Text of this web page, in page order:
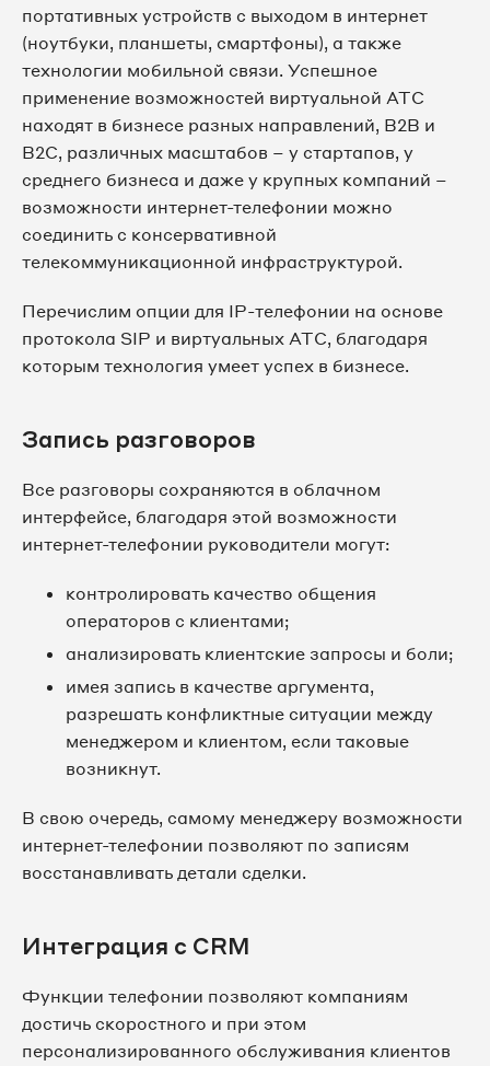
портативных устройств с выходом в интернет
(ноутбуки, планшеты, смартфоны), а также
технологии мобильной связи. Успешное
применение возможностей виртуальной АТС
находят в бизнесе разных направлений, B2B и
B2C, различных масштабов – у стартапов, у
среднего бизнеса и даже у крупных компаний –
возможности интернет-телефонии можно
соединить с консервативной
телекоммуникационной инфраструктурой.
Перечислим опции для IP-телефонии на основе
протокола SIP и виртуальных АТС, благодаря
которым технология умеет успех в бизнесе.
Запись разговоров
Все разговоры сохраняются в облачном
интерфейсе, благодаря этой возможности
интернет-телефонии руководители могут:
контролировать качество общения
операторов с клиентами;
анализировать клиентские запросы и боли;
имея запись в качестве аргумента,
разрешать конфликтные ситуации между
менеджером и клиентом, если таковые
возникнут.
В свою очередь, самому менеджеру возможности
интернет-телефонии позволяют по записям
восстанавливать детали сделки.
Интеграция с CRM
Функции телефонии позволяют компаниям
достичь скоростного и при этом
персонализированного обслуживания клиентов